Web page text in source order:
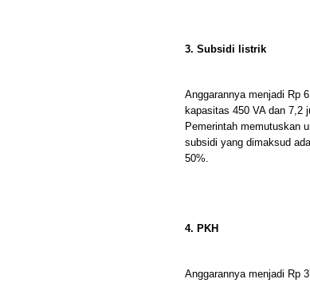
3. Subsidi listrik
Anggarannya menjadi Rp
kapasitas 450 VA dan 7,2
Pemerintah memutuskan
subsidi yang dimaksud
50%.
4. PKH
Anggarannya menjadi Rp